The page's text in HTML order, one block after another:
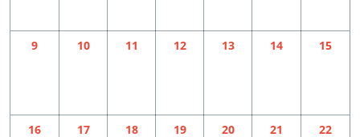
9 10 11 12 13 14 15
16 17 18 19 20 21 22